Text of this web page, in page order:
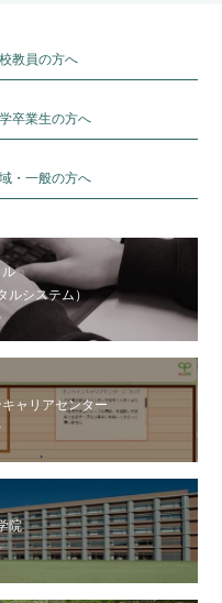
教員の方へ
卒業生の方へ
・一般の方へ
ルシステム）
ャリアセンター
院